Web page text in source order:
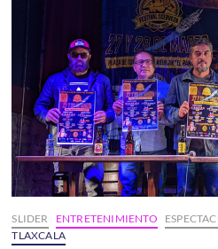
Tributo
a
la
Identidad
y
la
Literatura
en
LXV
Aniversario
SLIDER ENTRETENIMIENTO
TLAXCALA